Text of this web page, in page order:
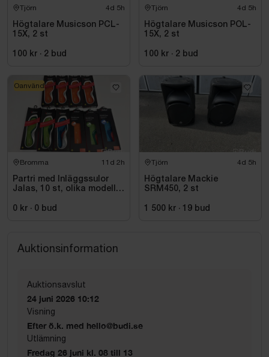
Tjörn 4d 5h
Högtalare Musicson PCL-
15X, 2 st
100 kr · 2 bud
Tjörn 4d 5h
Högtalare Musicson POL-
15X, 2 st
100 kr · 2 bud
Bromma 11d 2h
Partri med Inläggssulor
Jalas, 10 st, olika modeller
0 kr · 0 bud
Oanvänd
Tjörn 4d 5h
Högtalare Mackie
SRM450, 2 st
1 500 kr · 19 bud
Auktionsinformation
Auktionsavslut
24 juni 2026 10:12
Visning
Efter ö.k. med hello@budi.se
Utlämning
Fredag 26 juni kl. 08 till 13